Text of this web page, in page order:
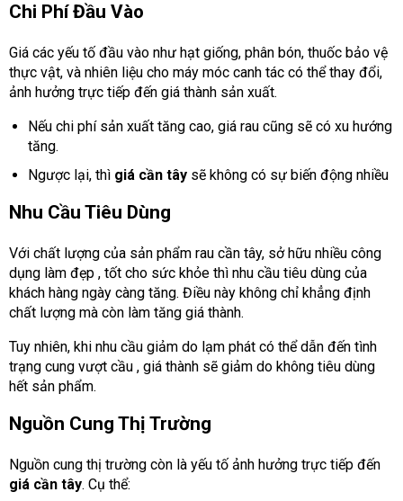
Chi Phí Đầu Vào
Giá các yếu tố đầu vào như hạt giống, phân bón, thuốc bảo vệ
thực vật, và nhiên liệu cho máy móc canh tác có thể thay đổi,
ảnh hưởng trực tiếp đến giá thành sản xuất.
Nếu chi phí sản xuất tăng cao, giá rau cũng sẽ có xu hướng
tăng.
Ngược lại, thì giá cần tâysẽ không có sự biến động nhiều
Nhu Cầu Tiêu Dùng
Với chất lượng của sản phẩm rau cần tây, sở hữu nhiều công
dụng làm đẹp , tốt cho sức khỏe thì nhu cầu tiêu dùng của
khách hàng ngày càng tăng. Điều này không chỉ khẳng định
chất lượng mà còn làm tăng giá thành.
Tuy nhiên, khi nhu cầu giảm do lạm phát có thể dẫn đến tình
trạng cung vượt cầu , giá thành sẽ giảm do không tiêu dùng
hết sản phẩm.
Nguồn Cung Thị Trường
Nguồn cung thị trường còn là yếu tố ảnh hưởng trực tiếp đến
giá cần tây. Cụ thể: